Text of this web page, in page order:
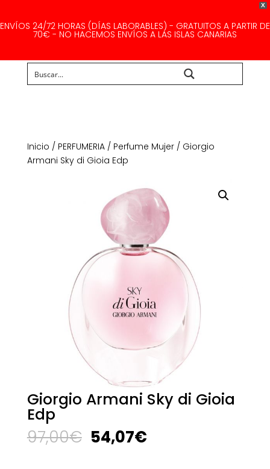
X
ENVÍOS 24/72 HORAS (DÍAS LABORABLES) - GRATUITOS A PARTIR DE
70€ - NO HACEMOS ENVÍOS A LAS ISLAS CANARIAS
Inicio / PERFUMERIA/ Perfume Mujer/ Giorgio
Armani Sky di Gioia Edp
Giorgio Armani Sky di Gioia
Edp
97,00€ El
precio
54,07€El